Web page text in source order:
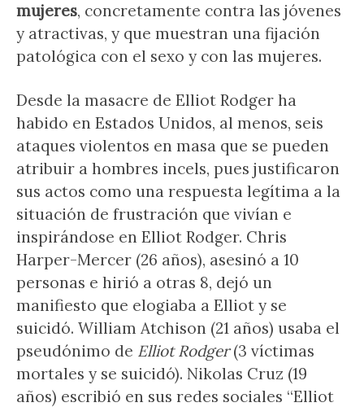
mujeres, concretamente contra las jóvenes
y atractivas, y que muestran una fijación
patológica con el sexo y con las mujeres.
Desde la masacre de Elliot Rodger ha
habido en Estados Unidos, al menos, seis
ataques violentos en masa que se pueden
atribuir a hombres incels, pues justificaron
sus actos como una respuesta legítima a la
situación de frustración que vivían e
inspirándose en Elliot Rodger. Chris
Harper-Mercer (26 años), asesinó a 10
personas e hirió a otras 8, dejó un
manifiesto que elogiaba a Elliot y se
suicidó. William Atchison (21 años) usaba el
pseudónimo de Elliot Rodger(3 víctimas
mortales y se suicidó). Nikolas Cruz (19
años) escribió en sus redes sociales “Elliot